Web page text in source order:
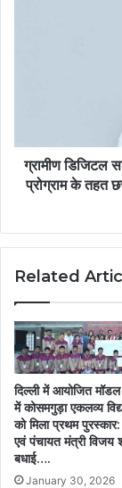
मिला
श्रवण
यंत्र-
विष्णुदेव
को
धन्यवाद….
संशोधित
भारतनेट
प्रोग्राम
छत्तीसगढ़
₹3,942
स्वीकृति-
मुख्यमंत्री
विष्णु
देव
साय…..
ग्रामीण डिजिटल
प्रोग्राम के तहत
Related
दिल्ली में आयोजित
में कोसमगुड़ा एकलव्य
को मिला प्रथम
एवं पंचायत मंत्री विजय
बधाई….
January 30, 2026